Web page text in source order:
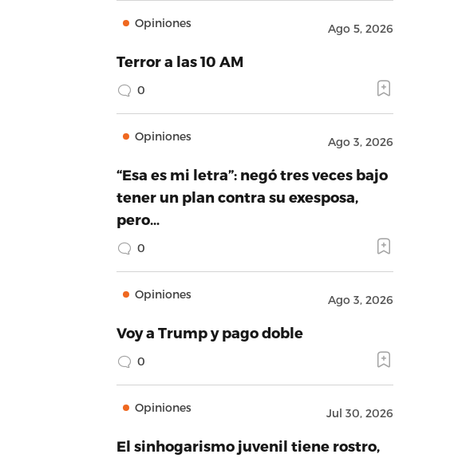
Opiniones Ago 5, 2026
Terror a las 10 AM
0
Opiniones Ago 3, 2026
“Esa es mi letra”: negó tres veces bajo
tener un plan contra su exesposa,
pero…
0
Opiniones Ago 3, 2026
Voy a Trump y pago doble
0
Opiniones Jul 30, 2026
El sinhogarismo juvenil tiene rostro,